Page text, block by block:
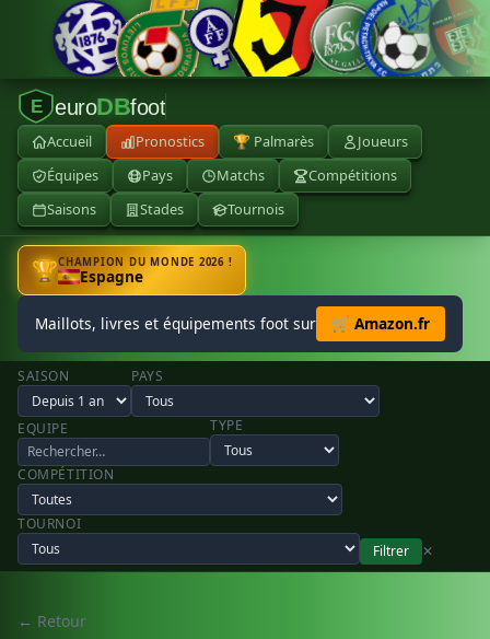
E euroDBfoot
Accueil Pronostics 🏆 Palmarès
Joueurs
Équipes
Pays Matchs
Compétitions
Saisons
Stades Tournois
🏆CHAMPION DU MONDE 2026 !
Espagne
Maillots, livres et équipements foot sur 🛒 Amazon.fr
SAISON PAYS
EQUIPE TYPE
COMPÉTITION
TOURNOI
Filtrer
✕
← Retour